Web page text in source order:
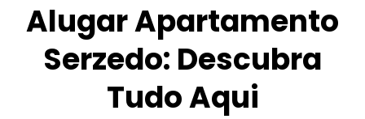
Alugar Apartamento
Serzedo: Descubra
Tudo Aqui